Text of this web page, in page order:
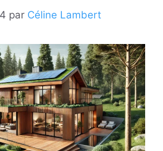
par Céline Lambert